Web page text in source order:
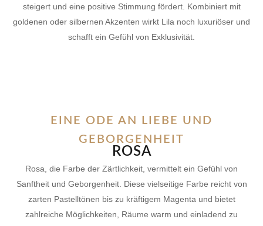
steigert und eine positive Stimmung fördert. Kombiniert mit
goldenen oder silbernen Akzenten wirkt Lila noch luxuriöser und
schafft ein Gefühl von Exklusivität.
EINE ODE AN LIEBE UND
GEBORGENHEIT
ROSA
Rosa, die Farbe der Zärtlichkeit, vermittelt ein Gefühl von
Sanftheit und Geborgenheit. Diese vielseitige Farbe reicht von
zarten Pastelltönen bis zu kräftigem Magenta und bietet
zahlreiche Möglichkeiten, Räume warm und einladend zu